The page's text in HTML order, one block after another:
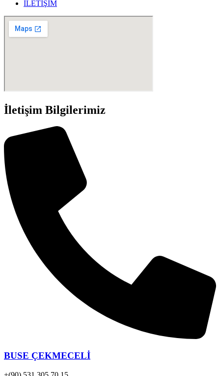
İLETİŞİM
İletişim Bilgilerimiz
BUSE ÇEKMECELİ